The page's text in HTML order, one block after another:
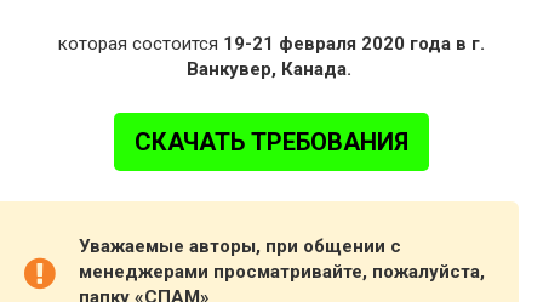
которая состоится 19-21 февраля 2020 года в г.
Ванкувер, Канада.
СКАЧАТЬ ТРЕБОВАНИЯ
Уважаемые авторы, при общении с
менеджерами просматривайте, пожалуйста,
папку «СПАМ»